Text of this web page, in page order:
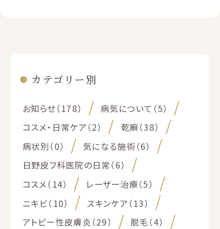
カテゴリー別
お知らせ（178）
病気について（5）
コスメ・日常ケア（2）
乾癬（38）
病状別（0）
気になる施術（6）
日野皮フ科医院の日常（6）
コスメ（14）
レーザー治療（5）
ニキビ（10）
スキンケア（13）
アトピー性皮膚炎（29）
脱毛（4）